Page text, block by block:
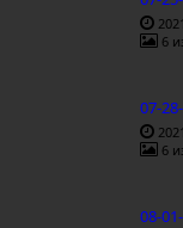
6
07-
6
08-